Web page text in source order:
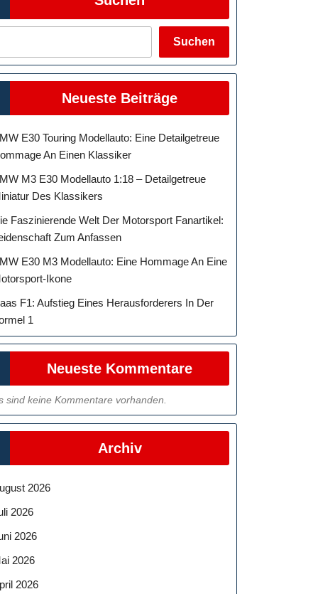
Suchen
Neueste Beiträge
E30 Touring Modellauto: Eine Detailgetreue
An Einen Klassiker
M3 E30 Modellauto 1:18 – Detailgetreue
Des Klassikers
Faszinierende Welt Der Motorsport Fanartikel:
Zum Anfassen
E30 M3 Modellauto: Eine Hommage An Eine
Ikone
F1: Aufstieg Eines Herausforderers In Der
1
Neueste Kommentare
sind keine Kommentare vorhanden.
Archiv
2026
2026
2026
2026
2026